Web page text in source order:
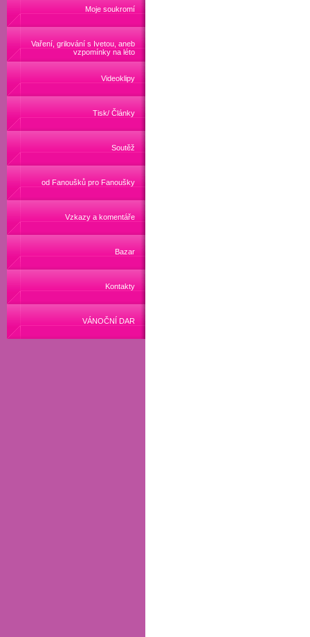
Moje soukromí
Vaření, grilování s Ivetou, aneb
vzpomínky na léto
Videoklipy
Tisk/ Články
Soutěž
od Fanoušků pro Fanoušky
Vzkazy a komentáře
Bazar
Kontakty
VÁNOČNÍ DAR